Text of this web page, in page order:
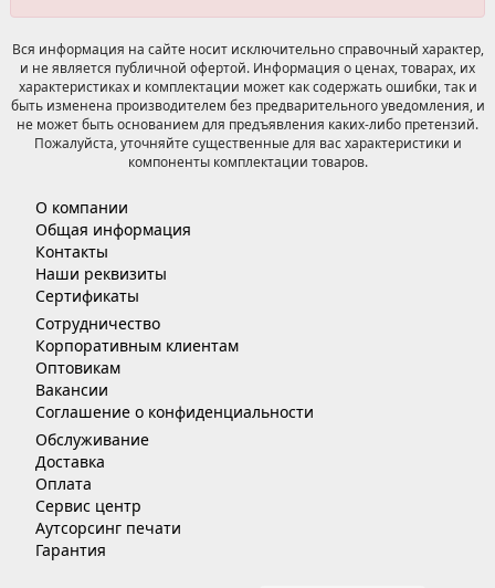
Вся информация на сайте носит исключительно справочный характер,
и не является публичной офертой. Информация о ценах, товарах, их
характеристиках и комплектации может как содержать ошибки, так и
быть изменена производителем без предварительного уведомления, и
не может быть основанием для предъявления каких-либо претензий.
Пожалуйста, уточняйте существенные для вас характеристики и
компоненты комплектации товаров.
О компании
Общая информация
Контакты
Наши реквизиты
Сертификаты
Сотрудничество
Корпоративным клиентам
Оптовикам
Вакансии
Соглашение о конфиденциальности
Обслуживание
Доставка
Оплата
Сервис центр
Аутсорсинг печати
Гарантия